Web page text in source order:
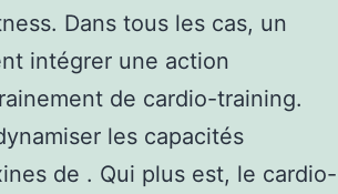
Dans tous les cas, un
intégrer une action
de cardio-training.
les capacités
de . Qui plus est, le cardio-